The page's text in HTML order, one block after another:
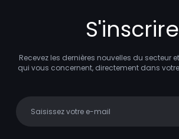
S'inscrire
Recevez les dernières nouvelles du secteur
qui vous concernent, directement dans